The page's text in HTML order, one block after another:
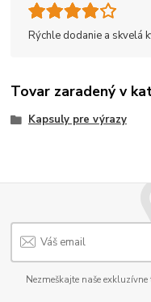
Rýchle dodanie a skvelá
Tovar zaradený v
Kapsuly pre výrazy
Nezmeškajte naše